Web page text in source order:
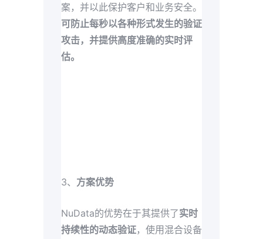
案，并以此保护客户和业务安全。
可防⽌每秒以各种形式发⽣的验证
攻击，并提供⾼度准确的实时评
估。
3、 方案优势
NuData的优势在于其提供了实时
持续性的动态验证，使用混合设备